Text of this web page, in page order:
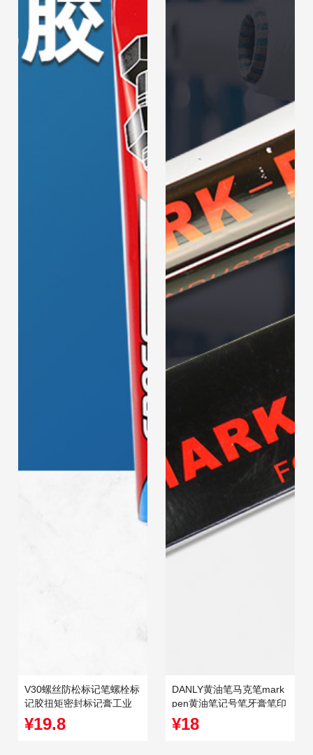
V30螺丝防松标记笔螺栓标
记胶扭矩密封标记膏工业
记号笔20ml
¥19.8
DANLY黄油笔马克笔mark
pen黄油笔记号笔牙膏笔印
染签标防掉色笔
¥18